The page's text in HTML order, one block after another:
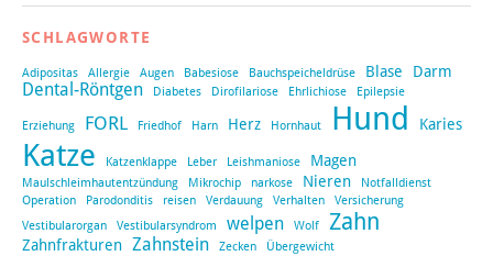
SCHLAGWORTE
Adipositas Allergie Augen Babesiose Bauchspeicheldrüse Blase Darm
Dental-Röntgen Diabetes Dirofilariose Ehrlichiose Epilepsie
Erziehung FORL Friedhof Harn Herz Hornhaut Hund Karies
Katze Katzenklappe Leber Leishmaniose Magen
Maulschleimhautentzündung Mikrochip narkose Nieren
Notfalldienst
Operation
Parodonditis reisen Verdauung Verhalten
Versicherung
Vestibularorgan
Vestibularsyndrom welpen Wolf Zahn
Zahnfrakturen Zahnstein Zecken Übergewicht